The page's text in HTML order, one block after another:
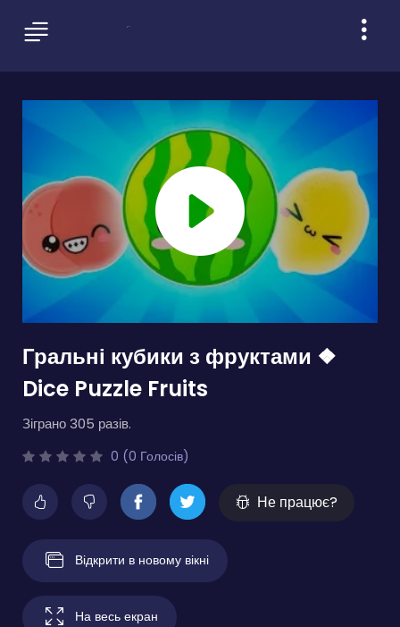
Гральні кубики з фруктами ❖
Dice Puzzle Fruits
Зіграно 305 разів.
0 (0 Голосів)
Не працює?
Відкрити в новому вікні
На весь екран